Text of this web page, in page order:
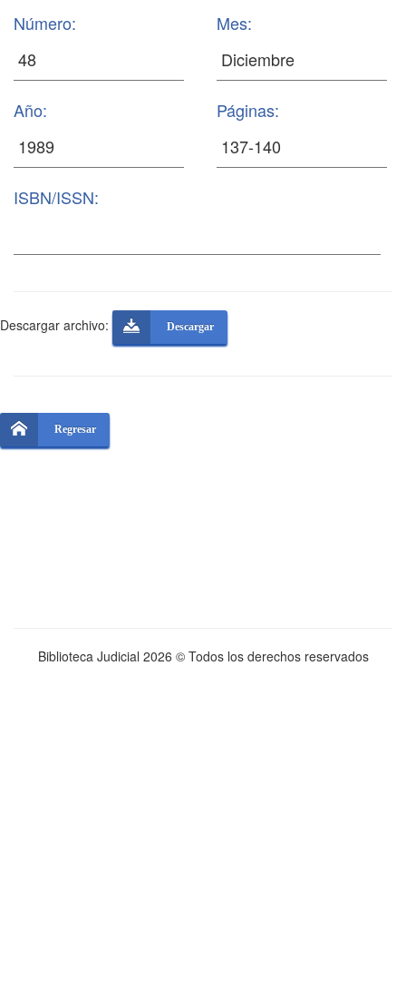
Número: Mes:
Año: Páginas:
ISBN/ISSN:
Descargar archivo: Descargar
Regresar
Biblioteca Judicial 2026 © Todos los derechos reservados